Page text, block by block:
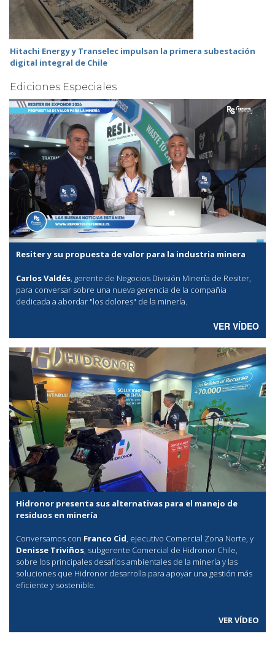
Hitachi Energy y Transelec impulsan la primera subestación
digital integral de Chile
Ediciones Especiales
Resiter y su propuesta de valor para la industria minera
Carlos Valdés, gerente de Negocios División Minería de Resiter,
para conversar sobre una nueva gerencia de la compañía
dedicada a abordar "los dolores" de la minería.
VER VÍDEO
Hidronor presenta sus alternativas para el manejo de
residuos en minería
Conversamos con Franco Cid, ejecutivo Comercial Zona Norte, y
Denisse Triviños, subgerente Comercial de Hidronor Chile,
sobre los principales desafíos ambientales de la minería y las
soluciones que Hidronor desarrolla para apoyar una gestión más
eficiente y sostenible.
VER VÍDEO